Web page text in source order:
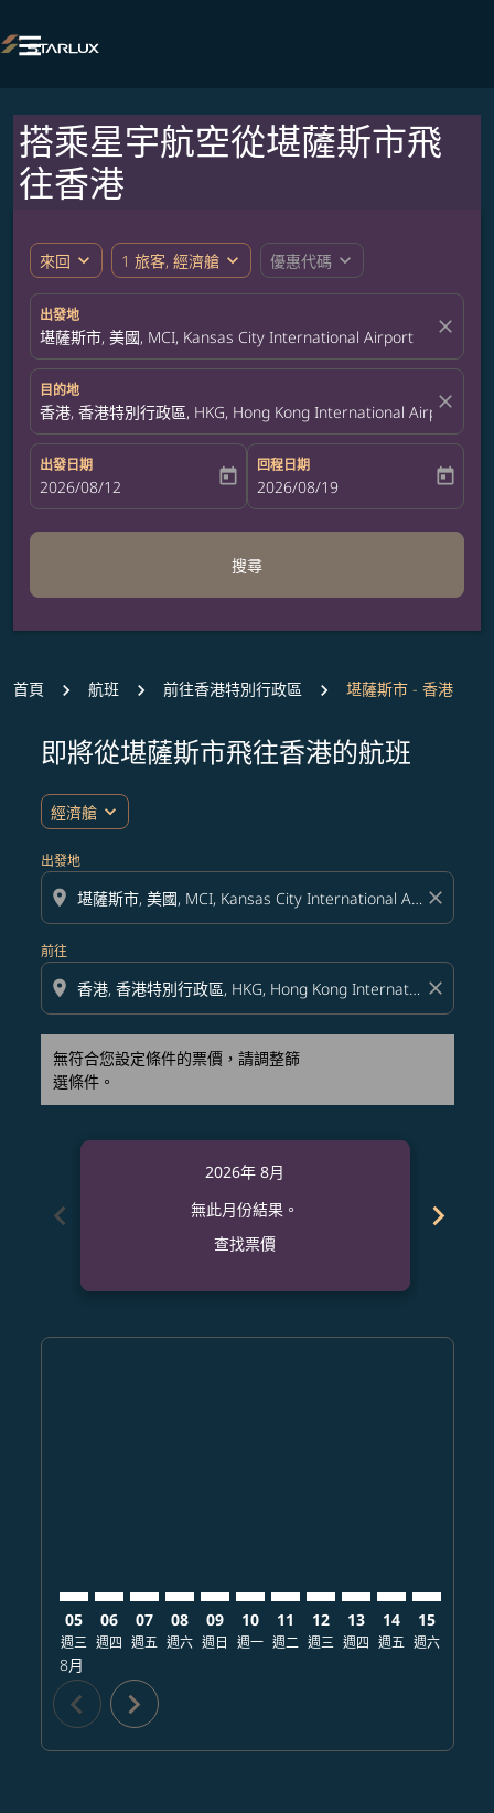

搭乘星宇航空從堪薩斯市飛
往香港
來回 expand_more 1 旅客, 經濟艙 expand_more 優惠代碼 expand_more
出發地
堪薩斯市, 美國, MCI, Kansas City International Airport close
目的地
香港, 香港特別行政區, HKG, Hong Kong International Airport
close
出發日期
fc-booking-departure-date-aria-label
2026/08/12 today
回程日期
fc-booking-return-date-aria-label
2026/08/19 today
搜尋
首頁 航班 前往香港特別行政區 堪薩斯市 - 香港
即將從堪薩斯市飛往香港的航班
經濟艙 expand_more
出發地
location_on close
前往
location_on close
無符合您設定條件的票價，請調整篩
選條件。
無符合您設定條件的票價，請調整篩選條件。
chevron_left
2026年 8月
無此月份結果。
查找票價
chevron_right
05
週三
8月
06
週四
07
週五
08
週六
09
週日
10
週一
11
週二
12
週三
13
週四
14
週五
15
週六
chevron_left chevron_right